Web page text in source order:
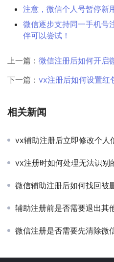
注意，微信个人号暂停新
微信逐步支持同一手机号
伴可以尝试！
上一篇： 微信注册后如何开启
下一篇： vx注册后如何设置红
相关新闻
vx辅助注册后立即修改个人
vx注册时如何处理无法识别
微信辅助注册后如何找回被
辅助注册前是否需要退出其
微信注册是否需要先清除微